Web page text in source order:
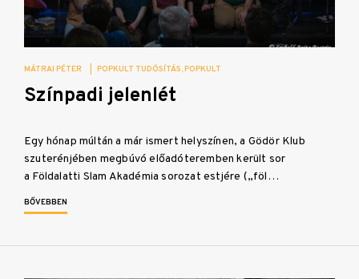
MÁTRAI PÉTER POPKULT TUDÓSÍTÁS POPKULT
Színpadi jelenlét
Egy hónap múltán a már ismert helyszínen, a Gödör Klub
szuterénjében megbúvó előadóteremben került sor
a Földalatti Slam Akadémia sorozat estjére („föl…
BŐVEBBEN